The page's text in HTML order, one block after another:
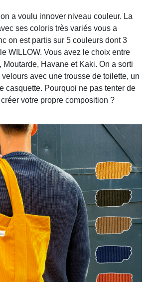
a voulu innover niveau couleur. La
ses coloris très variés vous a
on est partis sur 5 couleurs dont 3
WILLOW. Vous avez le choix entre
Moutarde, Havane et Kaki. On a sorti
avec une trousse de toilette, un
casquette. Pourquoi ne pas tenter de
votre propre composition ?